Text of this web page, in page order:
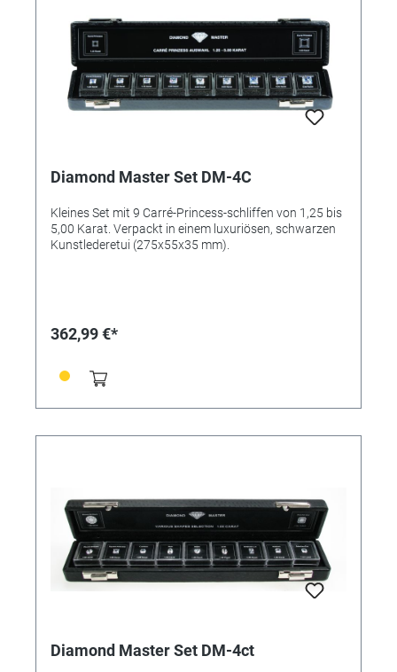
Diamond Master Set DM-4C
Kleines Set mit 9 Carré-Princess-schliffen von 1,25 bis
5,00 Karat. Verpackt in einem luxuriösen, schwarzen
Kunstlederetui (275x55x35 mm).
362,99 €*
Diamond Master Set DM-4ct